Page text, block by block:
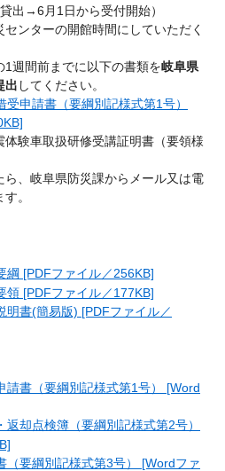
出→6月1日から受付開始）
ンターの開館時間にしていただく
1週間前までに以下の書類を岐阜県
出 してください。
受申請書（要綱別記様式第1号）
体験車取扱研修受講証明書（要領様
ら、岐阜県防災課からメール又は電
。
綱 [PDFファイル／256KB]
領 [PDFファイル／177KB]
明書(簡易版) [PDFファイル／
請書（要綱別記様式第1号） [Word
返却点検簿（要綱別記様式第2号）
（要綱別記様式第3号） [Wordファ